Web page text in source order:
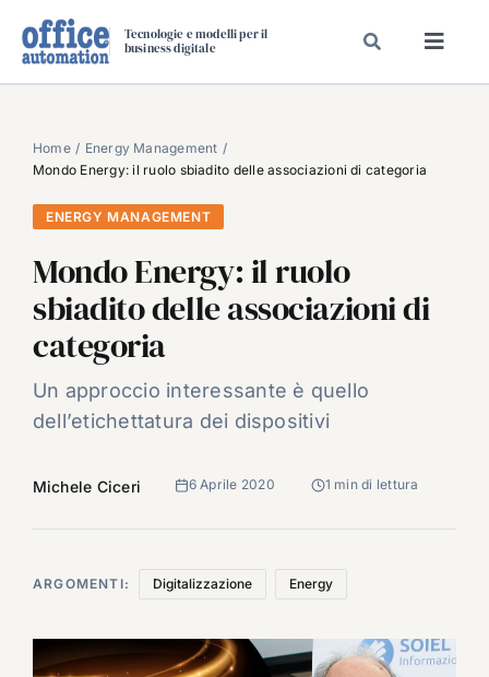
Tecnologie e modelli per il
business digitale
SPECIAL PAPER
TAVOLE ROTONDE DI REDAZIONE
DAL MERCATO
CARRIERE
VIDEO
EVENTI
CHI SIAMO
Home
Energy Management
Mondo Energy: il ruolo sbiadito delle associazioni di categoria
ENERGY MANAGEMENT
Mondo Energy: il ruolo
sbiadito delle associazioni di
categoria
Un approccio interessante è quello
dell’etichettatura dei dispositivi
Michele Ciceri 6 Aprile 2020 1 min di lettura
ARGOMENTI: Digitalizzazione Energy